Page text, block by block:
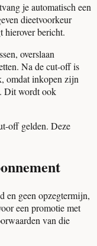
je automatisch een
dieetvoorkeur
hierover bericht.
overslaan
Na de cut-off is
omdat inkopen zijn
Dit wordt ook
off gelden. Deze
en geen opzegtermijn,
een promotie met
van die